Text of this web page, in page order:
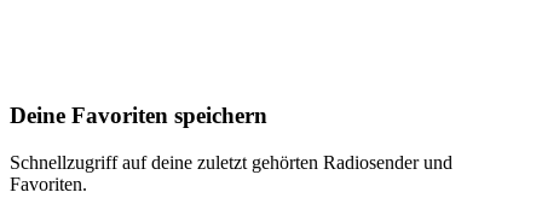
Deine Favoriten speichern
Schnellzugriff auf deine zuletzt gehörten Radiosender und
Favoriten.